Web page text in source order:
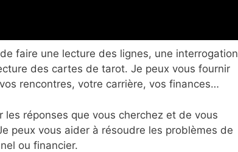
faire une lecture des lignes, une interrogation
des cartes de tarot. Je peux vous fournir
rencontres, votre carrière, vos finances…
réponses que vous cherchez et de vous
peux vous aider à résoudre les problèmes de
ou financier.